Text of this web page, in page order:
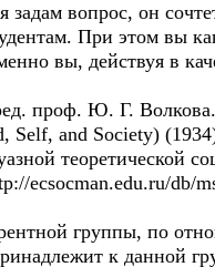
вопрос, он
При этом вы
вы, действуя в
проф. Ю. Г.
and Society)
ecsocman.edu.ru/db/
группы, по
к данной